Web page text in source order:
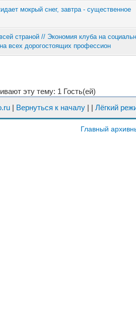
мокрый снег, завтра - существенное
страной // Экономия клуба на
всех дорогостоящих профессион
эту тему: 1 Гость(ей)
| Вернуться к началу | | Лёгкий
Главный